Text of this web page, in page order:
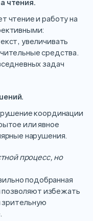
чтения.
чтение и работу на
увеличивать
средства.
задач
координации
или явное
нарушения.
процесс, но
подобранная
позволяют избежать